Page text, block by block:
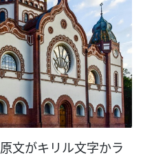
文がキリル文字かラ